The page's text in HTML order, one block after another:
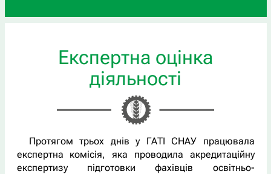
Експертна оцінка
діяльності
Протягом трьох днів у ГАТІ СНАУ працювала
експертна комісія, яка проводила акредитаційну
експертизу підготовки фахівців освітньо-